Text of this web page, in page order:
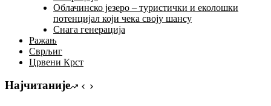
Облачинско језеро – туристички и еколошки
потенцијал који чека своју шансу
Снага генерација
Ражањ
Сврљиг
Црвени Крст
Најчитаније